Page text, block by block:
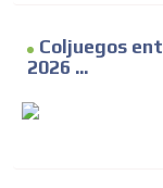
Coljuegos
2026 ...